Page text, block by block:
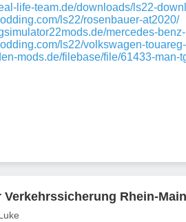
life-team.de/downloads/ls22-
ls22/rosenbauer-at2020/
mercedes-
ls22/volkswagen-
mods.de/filebase/file/61433-man-
Rhein-Main